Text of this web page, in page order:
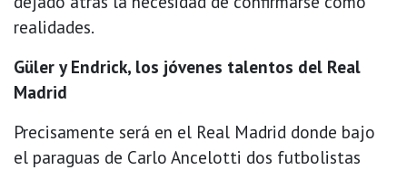
realidades.
Güler y Endrick, los jóvenes talentos del Real
Madrid
Precisamente será en el Real Madrid donde bajo
el paraguas de Carlo Ancelotti dos futbolistas